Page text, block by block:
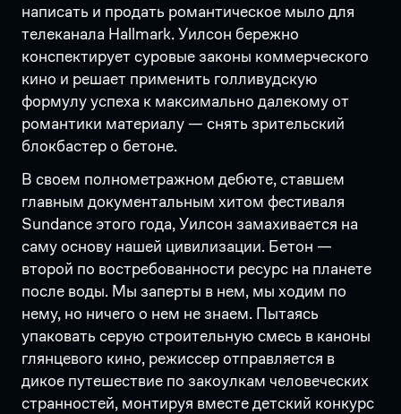
написать и продать романтическое мыло для
телеканала Hallmark. Уилсон бережно
конспектирует суровые законы коммерческого
кино и решает применить голливудскую
формулу успеха к максимально далекому от
романтики материалу — снять зрительский
блокбастер о бетоне.
В своем полнометражном дебюте, ставшем
главным документальным хитом фестиваля
Sundance этого года, Уилсон замахивается на
саму основу нашей цивилизации. Бетон —
второй по востребованности ресурс на планете
после воды. Мы заперты в нем, мы ходим по
нему, но ничего о нем не знаем. Пытаясь
упаковать серую строительную смесь в каноны
глянцевого кино, режиссер отправляется в
дикое путешествие по закоулкам человеческих
странностей, монтируя вместе детский конкурс